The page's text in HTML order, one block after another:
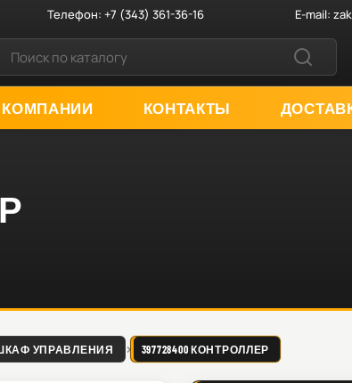
Телефон:+7 (343) 361-36-16 E-mail:
КОМПАНИИ КОНТАКТЫ
УПРАВЛЕНИЯ 397728400 КОНТРОЛЛЕР